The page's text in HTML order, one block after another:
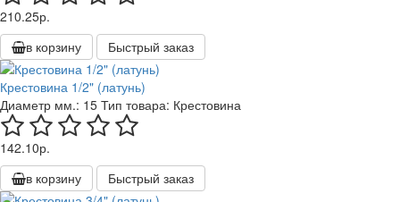
210.25р.
в корзину
Быстрый заказ
Крестовина 1/2" (латунь)
Диаметр мм.: 15 Тип товара: Крестовина
142.10р.
в корзину
Быстрый заказ